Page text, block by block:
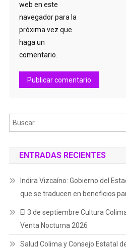
web en este
navegador para la
próxima vez que
haga un
comentario.
ENTRADAS RECIENTES
Indira Vizcaíno: Gobierno del
que se traducen en beneficios
El 3 de septiembre Cultura
Venta Nocturna 2026
Salud Colima y Consejo Estatal